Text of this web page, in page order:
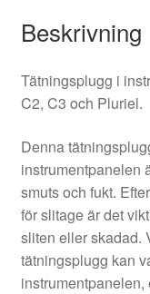
Beskrivning
Tätningsplugg i
C2, C3 och Pluriel.
Denna
instrumentpanelen
smuts och fukt.
för slitage är det
sliten eller skadad.
tätningsplugg kan